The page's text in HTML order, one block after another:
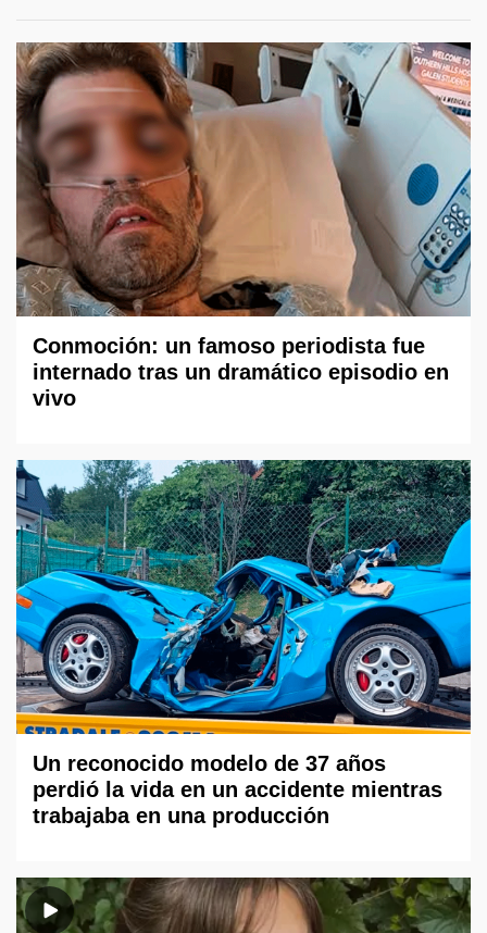
Conmoción: un famoso periodista fue
internado tras un dramático episodio en
vivo
Un reconocido modelo de 37 años
perdió la vida en un accidente mientras
trabajaba en una producción